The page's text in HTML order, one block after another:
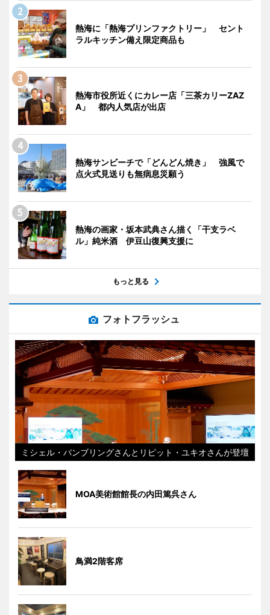
熱海に「熱海プリンファクトリー」 セント
ラルキッチン備え限定商品も
熱海市役所近くにカレー店「三茶カリーZAZ
A」 都内人気店が出店
熱海サンビーチで「どんどん焼き」 強風で
点火式見送りも無病息災願う
熱海の画家・坂本武典さん描く「干支ラベ
ル」純米酒 伊豆山復興支援に
もっと見る
フォトフラッシュ
ミシェル・バンブリングさんとリピット・ユキオさんが登壇
MOA美術館館長の内田篤呉さん
鳥満2階客席